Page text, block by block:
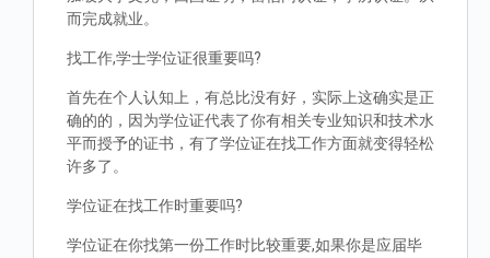
而完成就业。
找工作,学士学位证很重要吗?
首先在个人认知上，有总比没有好，实际上这确实是正
确的的，因为学位证代表了你有相关专业知识和技术水
平而授予的证书，有了学位证在找工作方面就变得轻松
许多了。
学位证在找工作时重要吗?
学位证在你找第一份工作时比较重要,如果你是应届毕